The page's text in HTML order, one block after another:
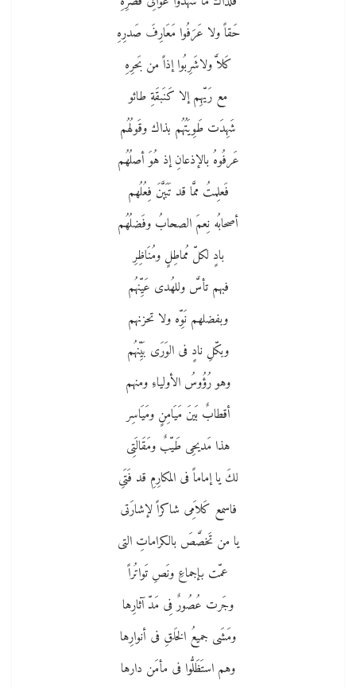
حَقاً ولا عَرَفُوا مَعَارِفَ صَدرِهِ
كَلاَّ ولاشَرِبُوا إذاً من بَحرِهِ
مع رَيّهِم إلا كَنَبقَةِ طائو
شَهِدَت طَوِيَتُهُم بذاك وقَولُهُم
عَرفُوهُ بالإذعانِ إذ هُوَ أصلُهُم
فَعلِمتُ ممَّا قد تَبَيَّنَ فِعُلُهم
أصحابُه نِعمَ الصحابُ وفَضلُهُم
بادٍ لكلّ مُماطِلٍ ومُنَاظِرِ
فبهم تأسَّ وللهُدى عَيِّنهُم
وبفضلهم نَوِّه ولا تحزنهم
وبكّلِ نادٍ فى الوَرَى بَيِّنهُم
وهو رُؤُوسُ الأولياءِ ومنهم
أقطابٌ بَينَ مَيَامِنٍ ومَيَاسِر
هذا مَديحِى طَيّبٌ ومَقَالَتِى
لكَ يا إماماً فى المكارِمِ قد فَتَىِ
فاسمع كَلاَمِى شاكراً لإشارَتى
يا من تَخصَّصَ بالكراماتِ التى
عمّت بإجماعِ ونَصِ تَواتُراً
وجَرت عُصُورٌ فِى مَدّ آثارِها
ومَشَى جميعُ الخَلقِ فى أنوارِها
وهم استَظَلُّوا فى مأمَن دارها